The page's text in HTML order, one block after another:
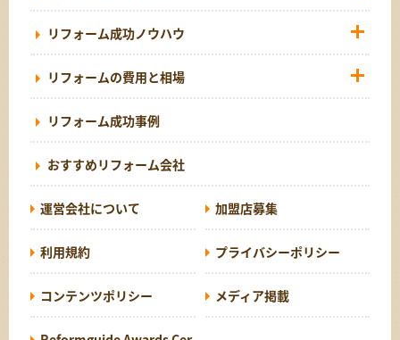
リフォーム成功ノウハウ
リフォームの費用と相場
リフォーム成功事例
おすすめリフォーム会社
運営会社について 加盟店募集
利用規約 プライバシーポリシー
コンテンツポリシー メディア掲載